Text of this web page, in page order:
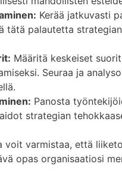
Kerää jatkuvasti
tätä palautetta
Määritä keskeiset
Seuraa ja
Panosta
strategian
voit varmistaa, että
opas organisaatiosi